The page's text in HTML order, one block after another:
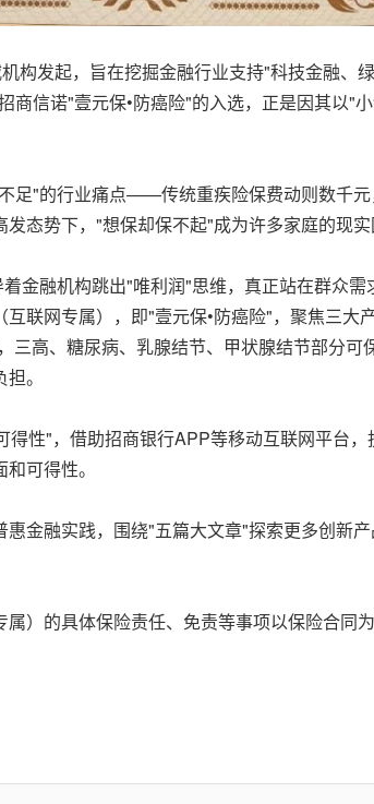
构发起，旨在挖掘金融行业支持"科技金融、
信诺"壹元保•防癌险"的入选，正是因其以"
足"的行业痛点——传统重疾险保费动则数千元
态势下，"想保却保不起"成为许多家庭的现实
金融机构跳出"唯利润"思维，真正站在群众
联网专属），即"壹元保•防癌险"，聚焦三
高、糖尿病、乳腺结节、甲状腺结节部分可
。
性"，借助招商银行APP等移动互联网平台
可得性。
金融实践，围绕"五篇大文章"探索更多创新
）的具体保险责任、免责等事项以保险合同为